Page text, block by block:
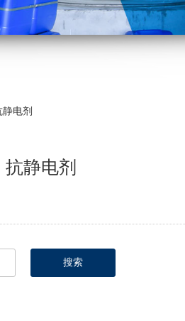
电剂
抗静电剂